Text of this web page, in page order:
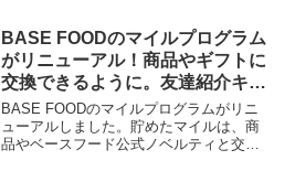
焼売が1,480円 50%OFF！ 通常...
BASE FOODのマイルプログラム
がリニューアル！商品やギフトに
交換できるように。友達紹介キャ
ンペーンで初回2000円OFF！
BASE FOODのマイルプログラムがリニ
ューアルしました。貯めたマイルは、商
品やベースフード公式ノベルティと交換